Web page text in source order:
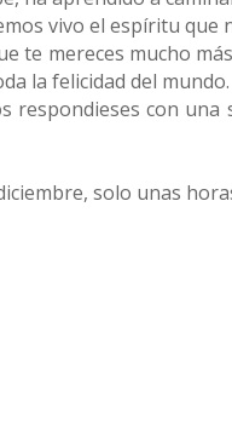
vivo el espíritu que
te mereces mucho
la felicidad del mundo.
respondieses con
solo unas